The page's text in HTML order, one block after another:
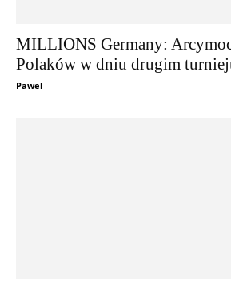
MILLIONS Germany:
Polaków w dniu drugim
Pawel